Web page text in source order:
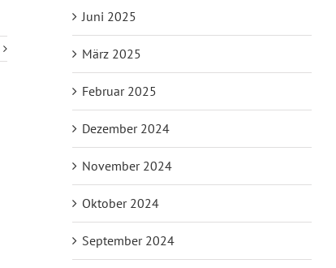
Juni 2025
März 2025
Februar 2025
Dezember 2024
November 2024
Oktober 2024
September 2024